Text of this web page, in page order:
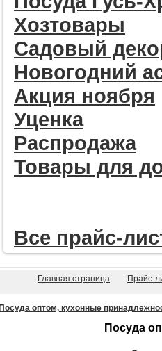
Хозтовары
Садовый
Новогодний
Акция ноября
Уценка
Распродажа
Товары для
Все прайc-
Главная страница Прайс-
оптом, кухонные
Посуда